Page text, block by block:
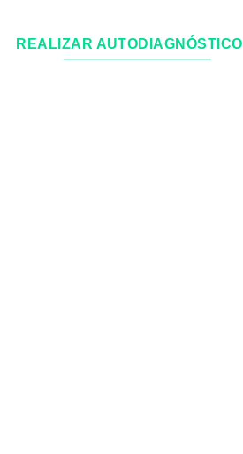
REALIZAR AUTODIAGNÓSTICO